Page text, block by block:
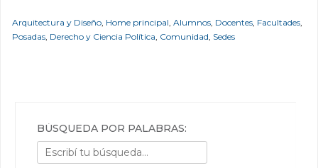
Arquitectura y Diseño, Home principal, Alumnos, Docentes, Facultades,
Posadas, Derecho y Ciencia Política, Comunidad, Sedes
BÚSQUEDA POR PALABRAS: